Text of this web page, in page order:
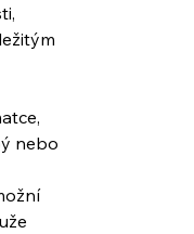
nebo